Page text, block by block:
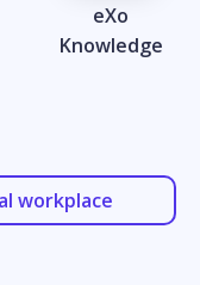
eXo
Knowledge
workplace